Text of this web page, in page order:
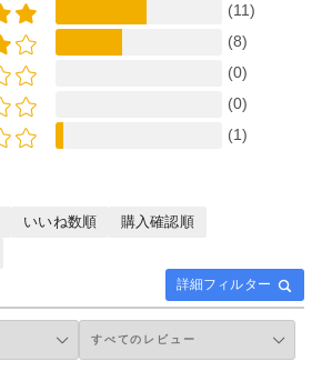
(11)
(8)
(0)
(0)
(1)
詳細フィルター
いいね数順
購入確認順